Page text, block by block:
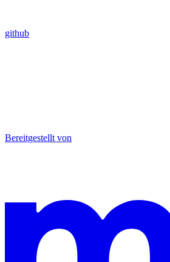
github
Bereitgestellt von